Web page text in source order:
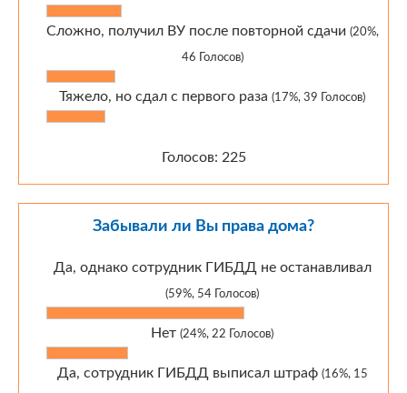
Сложно, получил ВУ после повторной сдачи (20%,
46 Голосов)
Тяжело, но сдал с первого раза (17%, 39 Голосов)
Голосов: 225
Забывали ли Вы права дома?
Да, однако сотрудник ГИБДД не останавливал
(59%, 54 Голосов)
Нет (24%, 22 Голосов)
Да, сотрудник ГИБДД выписал штраф (16%, 15